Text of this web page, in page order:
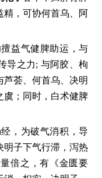
精，可协何首乌、阿
益气健脾助运，与
导之力; 与阿胶、枸
荟、何首乌、决明
虞；同时，白术健脾
，为破气消积，导
明子下气行滞，泻热
倍之，有《金匮要